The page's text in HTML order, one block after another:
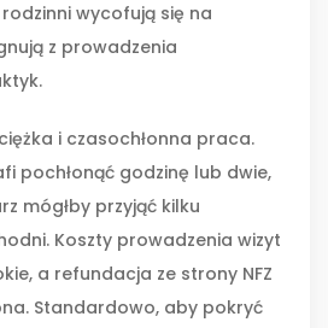
wycofują się na
z prowadzenia
i czasochłonna praca.
pochłonąć godzinę lub dwie,
mógłby przyjąć kilku
Koszty prowadzenia wizyt
a refundacja ze strony NFZ
Standardowo, aby pokryć